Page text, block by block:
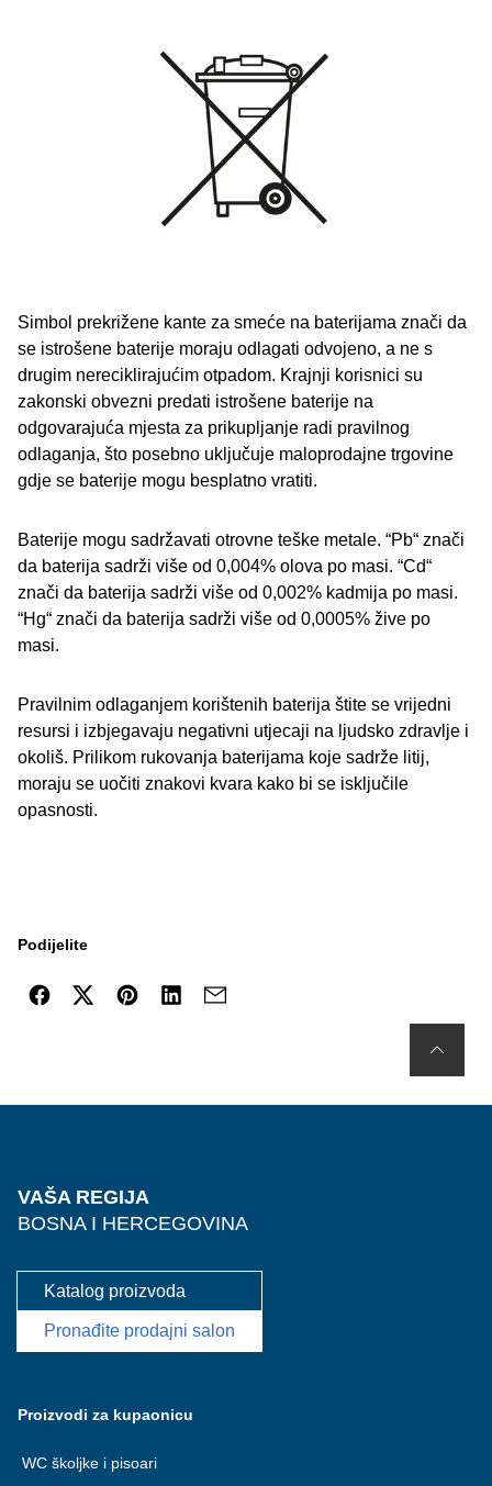
Simbol prekrižene kante za smeće na baterijama znači da
se istrošene baterije moraju odlagati odvojeno, a ne s
drugim nereciklirajućim otpadom. Krajnji korisnici su
zakonski obvezni predati istrošene baterije na
odgovarajuća mjesta za prikupljanje radi pravilnog
odlaganja, što posebno uključuje maloprodajne trgovine
gdje se baterije mogu besplatno vratiti.
Baterije mogu sadržavati otrovne teške metale. “Pb“ znači
da baterija sadrži više od 0,004% olova po masi. “Cd“
znači da baterija sadrži više od 0,002% kadmija po masi.
“Hg“ znači da baterija sadrži više od 0,0005% žive po
masi.
Pravilnim odlaganjem korištenih baterija štite se vrijedni
resursi i izbjegavaju negativni utjecaji na ljudsko zdravlje i
okoliš. Prilikom rukovanja baterijama koje sadrže litij,
moraju se uočiti znakovi kvara kako bi se isključile
opasnosti.
Podijelite
VAŠA REGIJA
BOSNA I HERCEGOVINA
Katalog proizvoda
Pronađite prodajni salon
Proizvodi za kupaonicu
WC školjke i pisoari